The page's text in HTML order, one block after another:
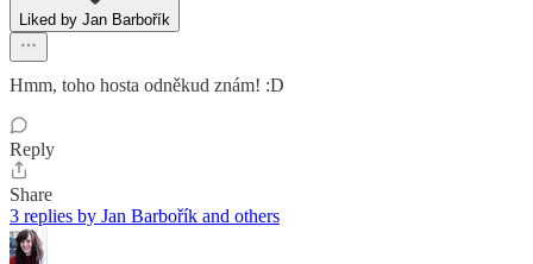
Liked by Jan Barbořík
Hmm, toho hosta odněkud znám! :D
Reply
Share
3 replies by Jan Barbořík and others